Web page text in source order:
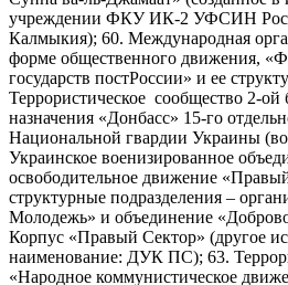
учреждении ФКУ ИК-2 УФСИН
Калмыкия); 60. Международная
форме общественного движения,
государств постРоссии» и ее
Террористическое сообщество 2-ой
назначения «Донбасс» 15-го
Национальной гвардии Украины
Украинское военизированное
освободительное движение
структурные подразделения –
Молодежь» и объединение
Корпус «Правый Сектор» (другое
наименование: ДУК ПС); 63.
«Народное коммунистическое